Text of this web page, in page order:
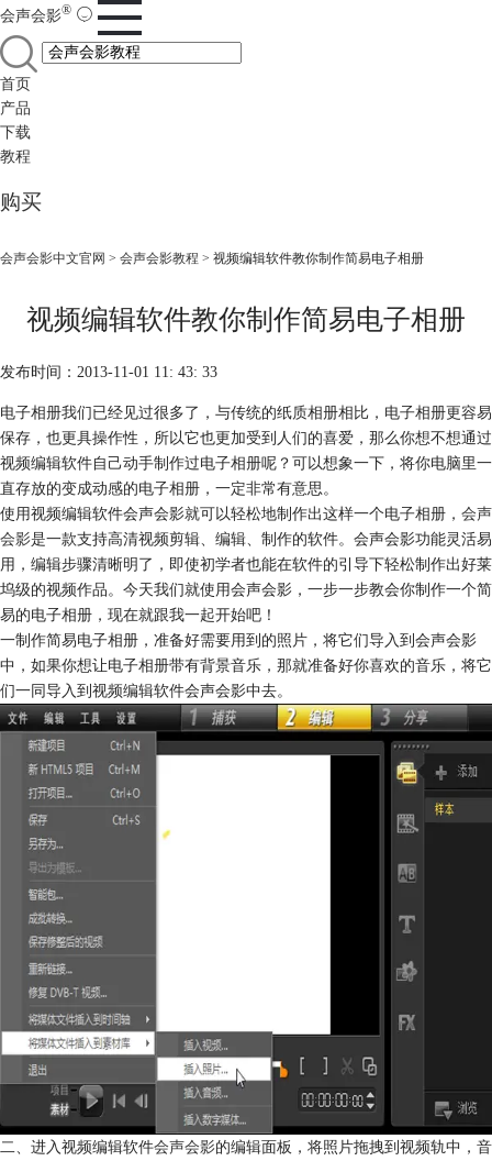
会声会影®
首页
产品
下载
教程
购买
会声会影中文官网 > 会声会影教程 > 视频编辑软件教你制作简易电子相册
视频编辑软件教你制作简易电子相册
发布时间：2013-11-01 11: 43: 33
电子相册我们已经见过很多了，与传统的纸质相册相比，电子相册更容易
保存，也更具操作性，所以它也更加受到人们的喜爱，那么你想不想通过
视频编辑软件自己动手制作过电子相册呢？可以想象一下，将你电脑里一
直存放的变成动感的电子相册，一定非常有意思。
使用视频编辑软件会声会影就可以轻松地制作出这样一个电子相册， 会声
会影是一款支持高清视频剪辑、编辑、制作的软件。会声会影功能灵活易
用，编辑步骤清晰明了，即使初学者也能在软件的引导下轻松制作出好莱
坞级的视频作品。今天我们就使用会声会影，一步一步教会你制作一个简
易的电子相册，现在就跟我一起开始吧！
一制作简易电子相册，准备好需要用到的照片，将它们导入到会声会影
中，如果你想让电子相册带有背景音乐，那就准备好你喜欢的音乐，将它
们一同导入到视频编辑软件会声会影中去。
二、进入视频编辑软件会声会影的编辑面板，将照片拖拽到视频轨中，音